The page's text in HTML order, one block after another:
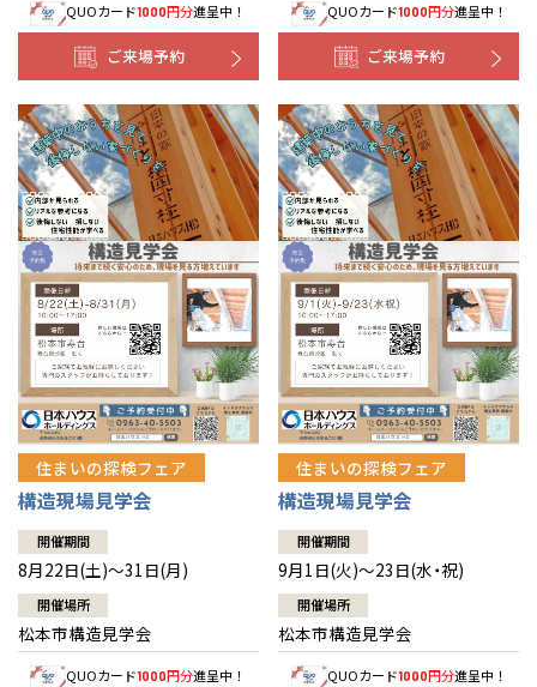
QUOカード1000円分進呈中！
ご来場予約
QUOカード1000円分進呈中！
ご来場予約
住まいの探検フェア
構造現場見学会
開催期間
8月22日(土)～31日(月)
開催場所
松本市構造見学会
QUOカード1000円分進呈中！
住まいの探検フェア
構造現場見学会
開催期間
9月1日(火)～23日(水・祝)
開催場所
松本市構造見学会
QUOカード1000円分進呈中！